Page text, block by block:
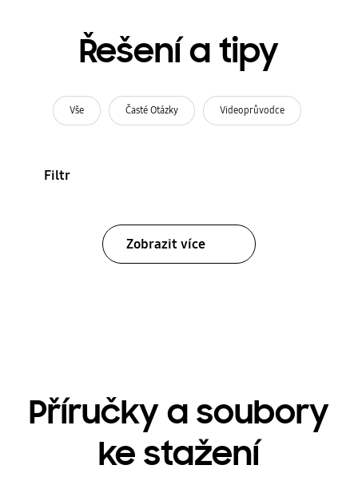
Řešení a tipy
Vše Časté Otázky Videoprůvodce
Filtr
Zobrazit více
Příručky a soubory
ke stažení